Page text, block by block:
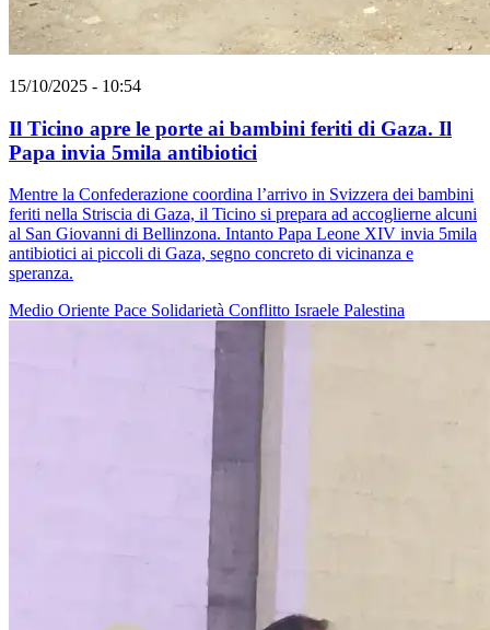
15/10/2025 - 10:54
Il Ticino apre le porte ai bambini feriti di Gaza. Il
Papa invia 5mila antibiotici
Mentre la Confederazione coordina l’arrivo in Svizzera dei bambini
feriti nella Striscia di Gaza, il Ticino si prepara ad accoglierne alcuni
al San Giovanni di Bellinzona. Intanto Papa Leone XIV invia 5mila
antibiotici ai piccoli di Gaza, segno concreto di vicinanza e
speranza.
Medio Oriente Pace Solidarietà Conflitto Israele Palestina